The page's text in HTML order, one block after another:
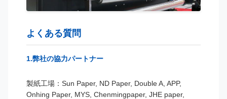
よくある質問
1.弊社の協力パートナー
製紙工場：Sun Paper, ND Paper, Double A, APP,
Onhing Paper, MYS, Chenmingpaper, JHE paper,